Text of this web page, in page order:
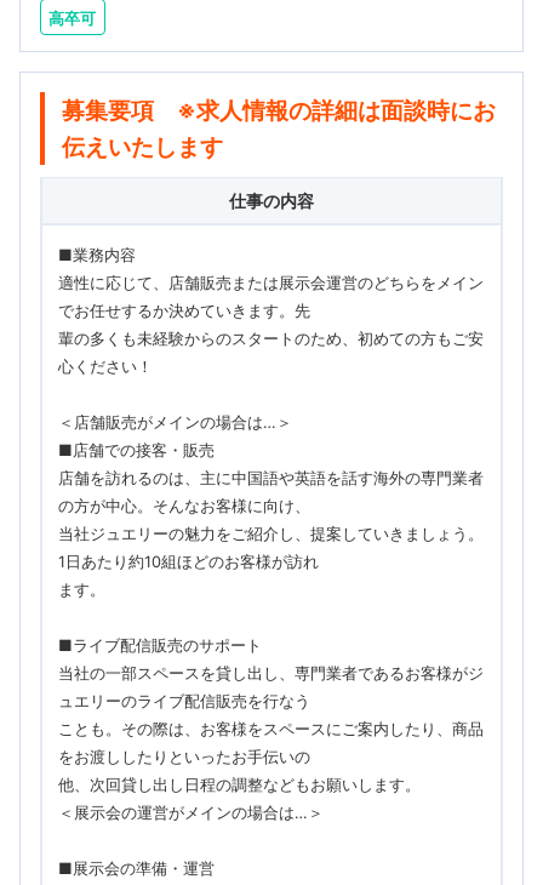
高卒可
募集要項 ※求人情報の詳細は面談時にお
伝えいたします
仕事の内容
■業務内容
適性に応じて、店舗販売または展示会運営のどちらをメイン
でお任せするか決めていきます。先
輩の多くも未経験からのスタートのため、初めての方もご安
心ください！
＜店舗販売がメインの場合は…＞
■店舗での接客・販売
店舗を訪れるのは、主に中国語や英語を話す海外の専門業者
の方が中心。そんなお客様に向け、
当社ジュエリーの魅力をご紹介し、提案していきましょう。
1日あたり約10組ほどのお客様が訪れ
ます。
■ライブ配信販売のサポート
当社の一部スペースを貸し出し、専門業者であるお客様がジ
ュエリーのライブ配信販売を行なう
ことも。その際は、お客様をスペースにご案内したり、商品
をお渡ししたりといったお手伝いの
他、次回貸し出し日程の調整などもお願いします。
＜展示会の運営がメインの場合は…＞
■展示会の準備・運営